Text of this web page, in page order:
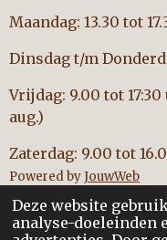
Deze website
analyse-doeleinden
Maandag: 13.30 tot
Dinsdag t/m
Vrijdag: 9.00 tot 17:30
aug.)
Zaterdag: 9.00 tot
Powered byJouwWeb